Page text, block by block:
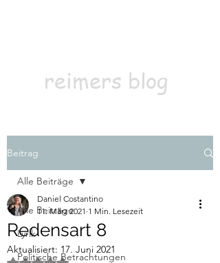
reimers blog
Beitrag
Alle Beiträge
Lyrik
Politische Betrachtungen
Alle Beiträge
Redensart 8
Daniel Costantino
11. März 2021 1 Min. Lesezeit
Aktualisiert: 17. Juni 2021